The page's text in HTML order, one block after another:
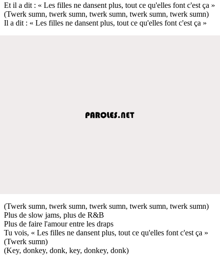
Et il a dit : « Les filles ne dansent plus, tout ce qu'elles font c'est ça »
(Twerk sumn, twerk sumn, twerk sumn, twerk sumn, twerk sumn)
Il a dit : « Les filles ne dansent plus, tout ce qu'elles font c'est ça »
(Twerk sumn, twerk sumn, twerk sumn, twerk sumn, twerk sumn)
Plus de slow jams, plus de R&B
Plus de faire l'amour entre les draps
Tu vois, « Les filles ne dansent plus, tout ce qu'elles font c'est ça »
(Twerk sumn)
(Key, donkey, donk, key, donkey, donk)